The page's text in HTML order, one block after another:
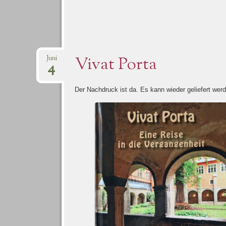
Vivat Porta
Juni
4
Der Nachdruck ist da. Es kann wieder geliefert